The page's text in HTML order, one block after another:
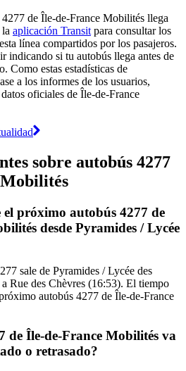
4277 de Île-de-France Mobilités llega
aplicación Transit para consultar los
línea compartidos por los pasajeros.
indicando si tu autobús llega antes de
Como estas estadísticas de
a los informes de los usuarios,
oficiales de Île-de-France
sobre autobús 4277
el próximo autobús 4277 de
desde Pyramides / Lycée
sale de Pyramides / Lycée des
Rue des Chèvres (16:53). El tiempo
autobús 4277 de Île-de-France
de Île-de-France Mobilités va
o retrasado?